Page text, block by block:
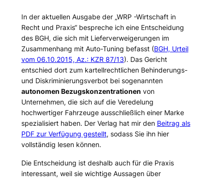
In der aktuellen Ausgabe der „WRP -Wirtschaft in
Recht und Praxis“ bespreche ich eine Entscheidung
des BGH, die sich mit Lieferverweigerungen im
Zusammenhang mit Auto-Tuning befasst (BGH, Urteil
vom 06.10.2015, Az.: KZR 87/13). Das Gericht
entschied dort zum kartellrechtlichen Behinderungs-
und Diskriminierungsverbot bei sogenannten
autonomen Bezugskonzentrationen von
Unternehmen, die sich auf die Veredelung
hochwertiger Fahrzeuge ausschließlich einer Marke
spezialisiert haben. Der Verlag hat mir den Beitrag als
PDF zur Verfügung gestellt, sodass Sie ihn hier
vollständig lesen können.
Die Entscheidung ist deshalb auch für die Praxis
interessant, weil sie wichtige Aussagen über